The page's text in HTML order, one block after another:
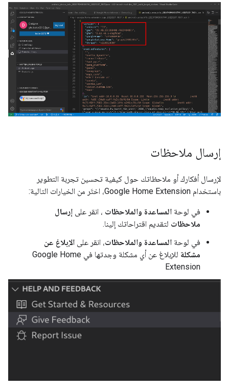
إرسال ملاحظات
لإرسال أفكارك أو ملاحظاتك حول كيفية تحسين تجربة التطوير
باستخدام Google Home Extension، اختَر من الخيارات التالية:
في لوحة المساعدة والملاحظات ، انقر على إرسال
ملاحظات لتقديم اقتراحاتك إلينا.
في لوحة المساعدة والملاحظات، انقر على الإبلاغ عن
مشكلة للإبلاغ عن أي مشكلة وجدتها في Google Home
Extension